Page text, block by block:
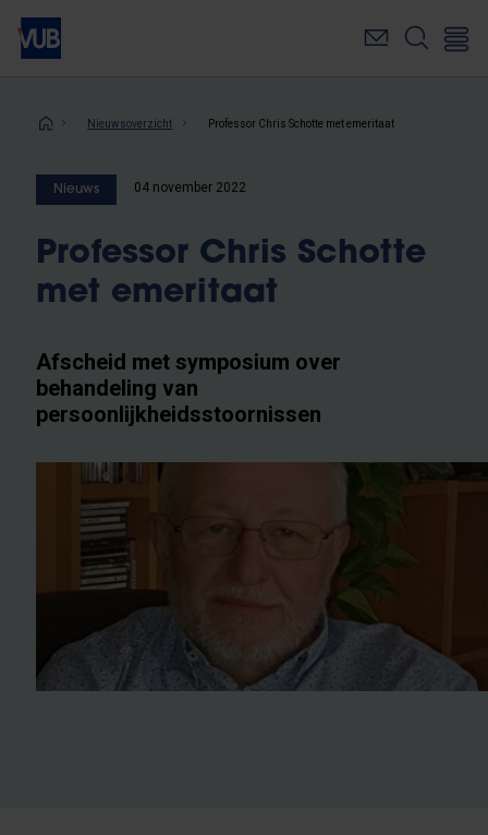
Overslaan
naar
inhoudKruimelpad
Nieuwsoverzicht Professor Chris Schotte met emeritaat
Nieuws 04 november 2022
Professor Chris Schotte
met emeritaat
Afscheid met symposium over
behandeling van
persoonlijkheidsstoornissen